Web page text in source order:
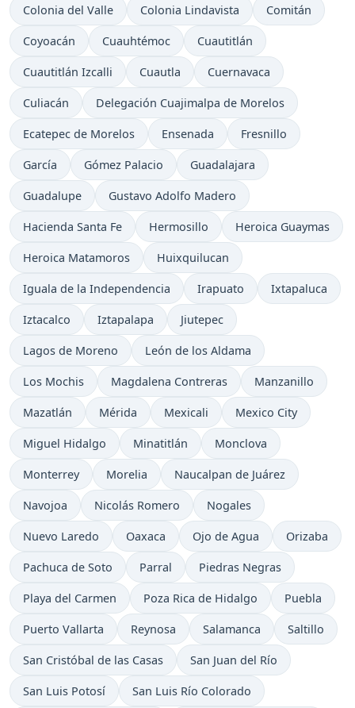
Colonia del Valle Colonia Lindavista Comitán
Coyoacán Cuauhtémoc Cuautitlán
Cuautitlán Izcalli Cuautla Cuernavaca
Culiacán Delegación Cuajimalpa de Morelos
Ecatepec de Morelos Ensenada Fresnillo
García Gómez Palacio Guadalajara
Guadalupe Gustavo Adolfo Madero
Hacienda Santa Fe Hermosillo Heroica Guaymas
Heroica Matamoros Huixquilucan
Iguala de la Independencia Irapuato Ixtapaluca
Iztacalco Iztapalapa Jiutepec
Lagos de Moreno León de los Aldama
Los Mochis Magdalena Contreras Manzanillo
Mazatlán Mérida Mexicali Mexico City
Miguel Hidalgo Minatitlán Monclova
Monterrey Morelia Naucalpan de Juárez
Navojoa Nicolás Romero Nogales
Nuevo Laredo Oaxaca Ojo de Agua Orizaba
Pachuca de Soto Parral Piedras Negras
Playa del Carmen Poza Rica de Hidalgo Puebla
Puerto Vallarta Reynosa Salamanca Saltillo
San Cristóbal de las Casas San Juan del Río
San Luis Potosí San Luis Río Colorado